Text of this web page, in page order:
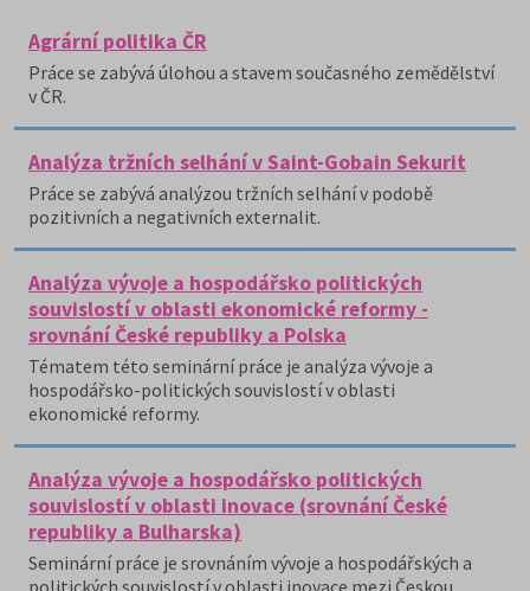
Agrární politika ČR
Práce se zabývá úlohou a stavem současného zemědělství
v ČR.
Analýza tržních selhání v Saint-Gobain Sekurit
Práce se zabývá analýzou tržních selhání v podobě
pozitivních a negativních externalit.
Analýza vývoje a hospodářsko politických
souvislostí v oblasti ekonomické reformy -
srovnání České republiky a Polska
Tématem této seminární práce je analýza vývoje a
hospodářsko-politických souvislostí v oblasti
ekonomické reformy.
Analýza vývoje a hospodářsko politických
souvislostí v oblasti inovace (srovnání České
republiky a Bulharska)
Seminární práce je srovnáním vývoje a hospodářských a
politických souvislostí v oblasti inovace mezi Českou